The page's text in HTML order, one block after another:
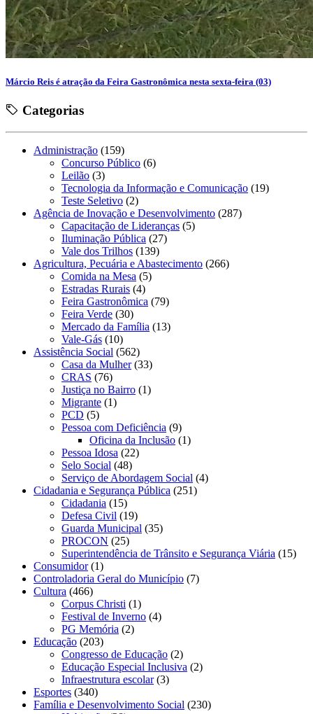
Márcio Reis é atração da Feira Gastronômica nesta sexta-feira (03)
Categorias
Administração (159)
Concurso Público (6)
Leilão (3)
Tecnologia da Informação e Comunicação (19)
Teste Seletivo (2)
Agência de Inovação e Desenvolvimento (287)
Capacitação de Lideranças (5)
Iluminação Pública (27)
Vale dos Trilhos (139)
Agricultura, Pecuária e Abastecimento (266)
Comida na Mesa (5)
Estradas Rurais (4)
Feira Gastronômica (79)
Feira Verde (30)
Mercado da Família (13)
Vale-Gás (10)
Assistência Social (562)
Casa da Mulher(33)
CRAS (76)
Justiça no Bairro (1)
Migrante (1)
PCD (5)
Pessoa com Deficiência (9)
Oficina da Inclusão (1)
Pessoa Idosa (22)
Selo Social (48)
Serviço de Abordagem Social (4)
Cidadania e Segurança Pública (251)
Cidadania (15)
Defesa Civil (19)
Guarda Municipal (35)
PROCON (25)
Superintendência de Trânsito e Segurança Viária (15)
Consumidor(1)
Controladoria Geral do Município (7)
Cultura (466)
Corpus Christi (1)
Festival de Inverno (4)
PG Memória (2)
Educação (203)
Congresso de Educação (2)
Educação Especial Inclusiva (2)
Infraestrutura escolar(3)
Esportes (340)
Família e Desenvolvimento Social (230)